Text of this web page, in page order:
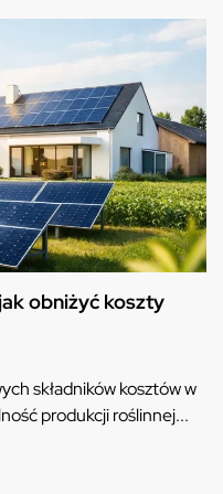
obniżyć koszty
składników kosztów w
produkcji roślinnej...